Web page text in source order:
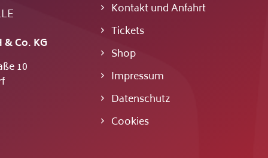
Co. KG
10
Kontakt und Anfahrt
Tickets
Shop
Impressum
Datenschutz
Cookies